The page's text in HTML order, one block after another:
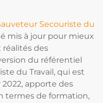
Secouriste du
mis à jour pour mieux
réalités des
du référentiel
du Travail, qui est
apporte des
termes de formation,